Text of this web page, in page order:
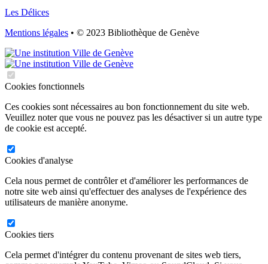
Les Délices
Mentions légales • © 2023 Bibliothèque de Genève
Cookies fonctionnels
Ces cookies sont nécessaires au bon fonctionnement du site web.
Veuillez noter que vous ne pouvez pas les désactiver si un autre type
de cookie est accepté.
Cookies d'analyse
Cela nous permet de contrôler et d'améliorer les performances de
notre site web ainsi qu'effectuer des analyses de l'expérience des
utilisateurs de manière anonyme.
Cookies tiers
Cela permet d'intégrer du contenu provenant de sites web tiers,